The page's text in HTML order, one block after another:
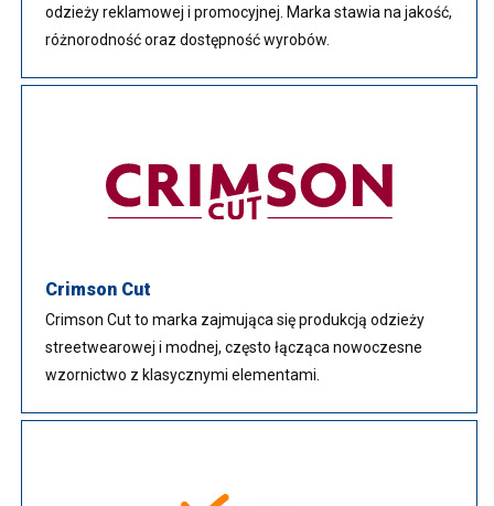
odzieży reklamowej i promocyjnej. Marka stawia na jakość,
różnorodność oraz dostępność wyrobów.
Crimson Cut
Crimson Cut to marka zajmująca się produkcją odzieży
streetwearowej i modnej, często łącząca nowoczesne
wzornictwo z klasycznymi elementami.